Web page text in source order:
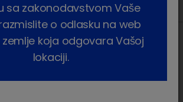
sa zakonodavstvom Vaše
o odlasku na web
koja odgovara Vašoj
lokaciji.